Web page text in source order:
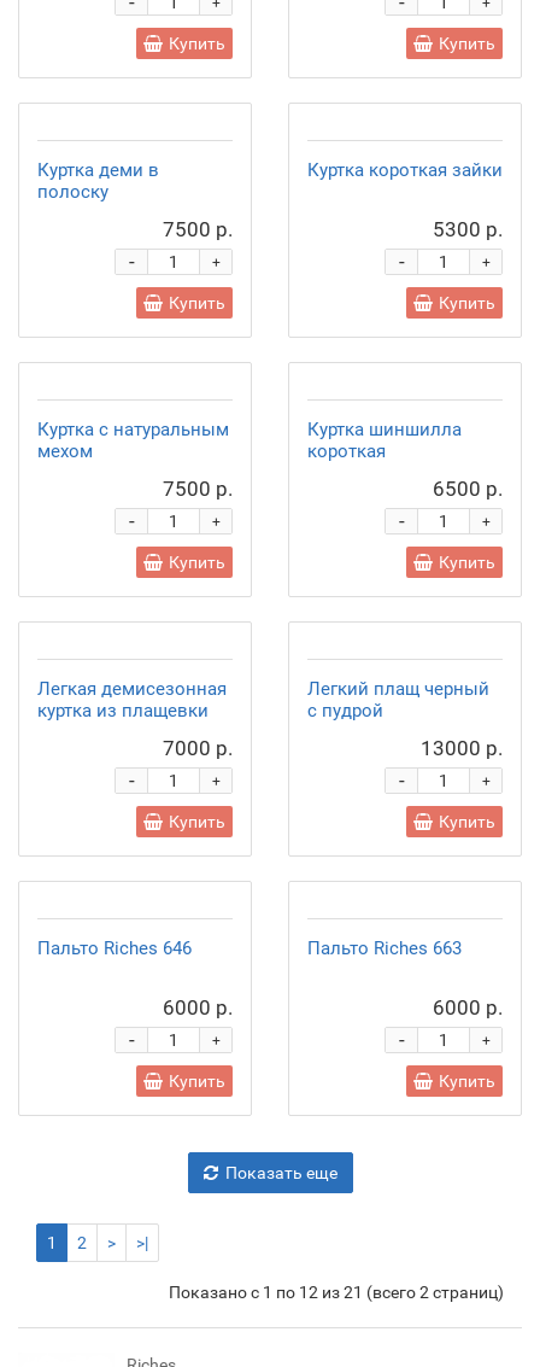
+
Купить
+
Купить
Куртка деми в
полоску
7500 р.
+
-
Купить
Куртка короткая зайки
5300 р.
+
-
Купить
Куртка с натуральным
мехом
7500 р.
+
-
Купить
Куртка шиншилла
короткая
6500 р.
+
-
Купить
Легкая демисезонная
куртка из плащевки
7000 р.
+
-
Купить
Легкий плащ черный
с пудрой
13000 р.
+
-
Купить
Пальто Riches 646
6000 р.
+
-
Купить
Пальто Riches 663
6000 р.
+
-
Купить
Показать еще
1 2 > >|
Показано с 1 по 12 из 21 (всего 2 страниц)